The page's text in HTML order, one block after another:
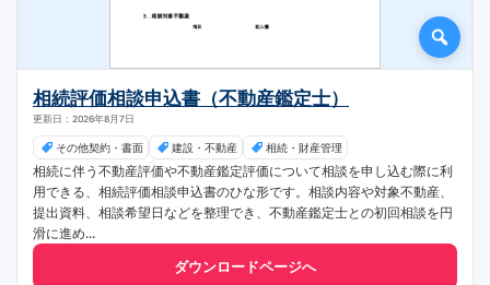
相続評価相談申込書（不動産鑑定士）
更新日：2026年8月7日
その他契約・書面 建設・不動産 相続・財産管理
相続に伴う不動産評価や不動産鑑定評価について相談を申し込む際に利
用できる、相続評価相談申込書のひな形です。相談内容や対象不動産、
提出資料、相談希望日などを整理でき、不動産鑑定士との初回相談を円
滑に進め...
ダウンロードページへ